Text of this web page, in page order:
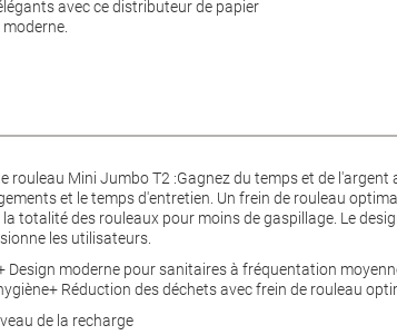
avec ce distributeur de papier
rouleau Mini Jumbo T2 :Gagnez du temps et de
et le temps d'entretien. Un frein de rouleau
totalité des rouleaux pour moins de gaspillage. Le
les utilisateurs.
Design moderne pour sanitaires à fréquentation
Réduction des déchets avec frein de rouleau
de la recharge